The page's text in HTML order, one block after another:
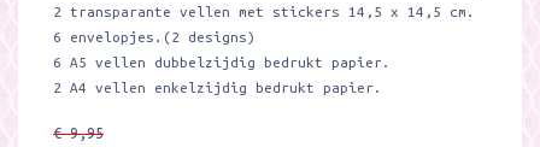
2 transparante vellen met stickers 14,5 x 14,5 cm.
6 envelopjes.(2 designs)
6 A5 vellen dubbelzijdig bedrukt papier.
2 A4 vellen enkelzijdig bedrukt papier.
€ 9,95